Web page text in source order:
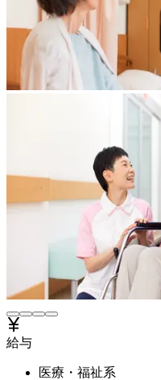
給与
医療・福祉系